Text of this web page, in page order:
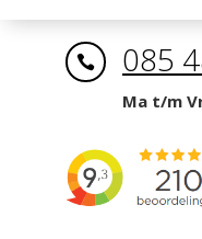
 085
Ma t/m